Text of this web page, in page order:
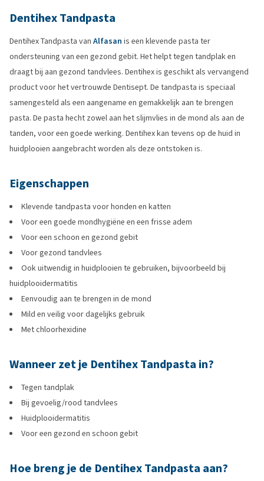
Dentihex Tandpasta
Dentihex Tandpasta van Alfasan is een klevende pasta ter
ondersteuning van een gezond gebit. Het helpt tegen tandplak en
draagt bij aan gezond tandvlees. Dentihex is geschikt als vervangend
product voor het vertrouwde Dentisept. De tandpasta is speciaal
samengesteld als een aangename en gemakkelijk aan te brengen
pasta. De pasta hecht zowel aan het slijmvlies in de mond als aan de
tanden, voor een goede werking. Dentihex kan tevens op de huid in
huidplooien aangebracht worden als deze ontstoken is.
Eigenschappen
Klevende tandpasta voor honden en katten
Voor een goede mondhygiëne en een frisse adem
Voor een schoon en gezond gebit
Voor gezond tandvlees
Ook uitwendig in huidplooien te gebruiken, bijvoorbeeld bij
huidplooidermatitis
Eenvoudig aan te brengen in de mond
Mild en veilig voor dagelijks gebruik
Met chloorhexidine
Wanneer zet je Dentihex Tandpasta in?
Tegen tandplak
Bij gevoelig/rood tandvlees
Huidplooidermatitis
Voor een gezond en schoon gebit
Hoe breng je de Dentihex Tandpasta aan?